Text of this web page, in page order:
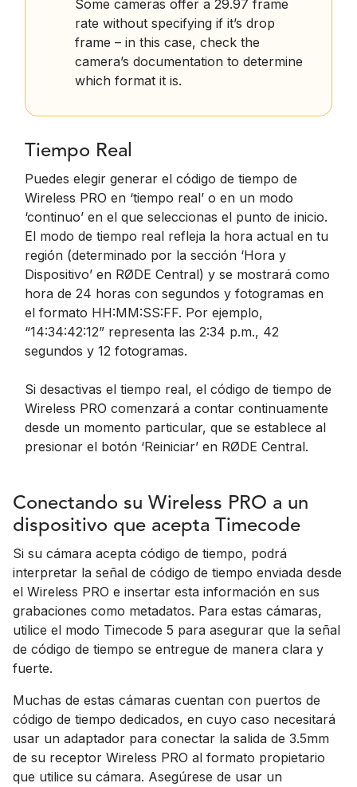
Some cameras offer a 29.97 frame
rate without specifying if it’s drop
frame – in this case, check the
camera’s documentation to determine
which format it is.
Tiempo Real
Puedes elegir generar el código de tiempo de
Wireless PRO en ‘tiempo real’ o en un modo
‘continuo’ en el que seleccionas el punto de inicio.
El modo de tiempo real refleja la hora actual en tu
región (determinado por la sección ‘Hora y
Dispositivo’ en RØDE Central) y se mostrará como
hora de 24 horas con segundos y fotogramas en
el formato HH:MM:SS:FF. Por ejemplo,
“14:34:42:12” representa las 2:34 p.m., 42
segundos y 12 fotogramas.
Si desactivas el tiempo real, el código de tiempo de
Wireless PRO comenzará a contar continuamente
desde un momento particular, que se establece al
presionar el botón ‘Reiniciar’ en RØDE Central.
Conectando su Wireless PRO a un
dispositivo que acepta Timecode
Si su cámara acepta código de tiempo, podrá
interpretar la señal de código de tiempo enviada desde
el Wireless PRO e insertar esta información en sus
grabaciones como metadatos. Para estas cámaras,
utilice el modo Timecode 5 para asegurar que la señal
de código de tiempo se entregue de manera clara y
fuerte.
Muchas de estas cámaras cuentan con puertos de
código de tiempo dedicados, en cuyo caso necesitará
usar un adaptador para conectar la salida de 3.5mm
de su receptor Wireless PRO al formato propietario
que utilice su cámara. Asegúrese de usar un